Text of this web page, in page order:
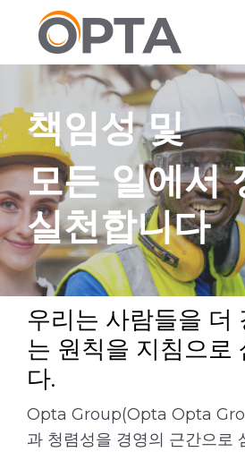
너
뛰
기
책임성 및
모든 일에서
실천합니다
우리는 사람들을 더
는 원칙을 지침으로
다.
Opta Group(Opta Opta
과 청렴성을 경영의 근간으로